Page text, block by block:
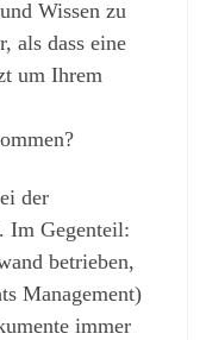
Wissen zu
als dass eine
um Ihrem
der
Im Gegenteil:
betrieben,
Management)
immer